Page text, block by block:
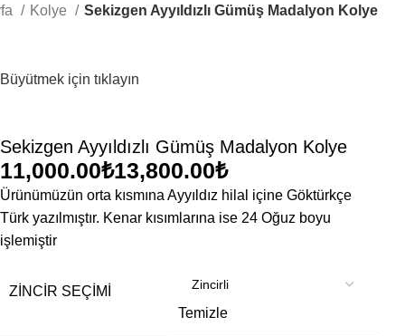
Kolye Sekizgen Ayyıldızlı Gümüş Madalyon Kolye
Büyütmek için tıklayın
Sekizgen Ayyıldızlı Gümüş Madalyon Kolye
₺ ₺
Ürünümüzün orta kısmına Ayyıldız hilal içine Göktürkçe
Türk yazılmıştır. Kenar kısımlarına ise 24 Oğuz boyu
işlemiştir
ZINCIR SEÇIMI
Temizle